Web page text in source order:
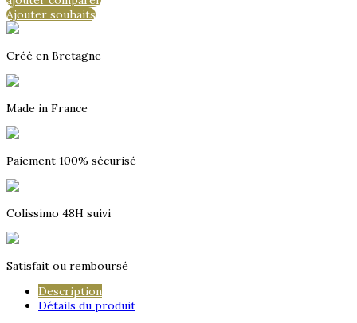
Ajouter souhaits
Créé en Bretagne
Made in France
Paiement 100% sécurisé
Colissimo 48H suivi
Satisfait ou remboursé
Description
Détails du produit